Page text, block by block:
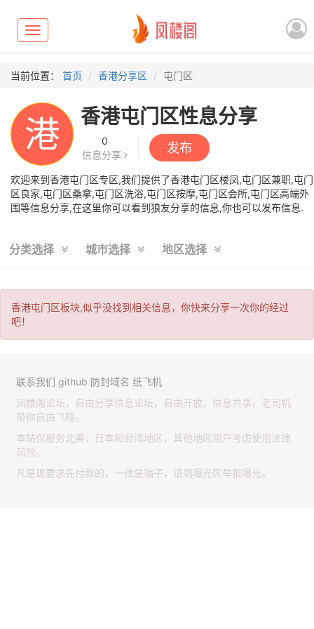
Toggle
navigation
当前位置： 首页 香港分享区 屯门区
港 香港屯门区性息分享
0
信息分享
发布
欢迎来到香港屯门区专区,我们提供了香港屯门区楼凤,屯门区兼职,屯门
区良家,屯门区桑拿,屯门区洗浴,屯门区按摩,屯门区会所,屯门区高端外
围等信息分享,在这里你可以看到狼友分享的信息,你也可以发布信息.
分类选择 城市选择 地区选择
香港屯门区板块,似乎没找到相关信息，你快来分享一次你的经过
吧！
联系我们 github 防封域名 纸飞机
凤楼阁论坛，自由分享信息论坛，自由开放，信息共享，老司机
带你自由飞翔。
本站仅服务北美，日本和台湾地区，其他地区用户考虑使用法律
风险。
凡是现要求先付款的，一律是骗子，请到曝光区举报曝光。